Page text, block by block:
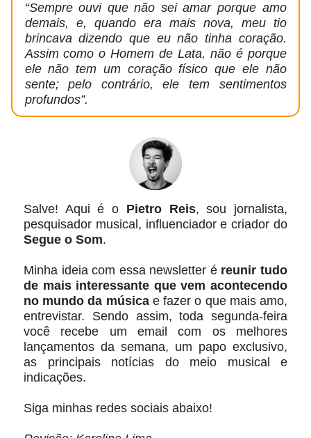
“Sempre ouvi que não sei amar porque amo
demais, e, quando era mais nova, meu tio
brincava dizendo que eu não tinha coração.
Assim como o Homem de Lata, não é porque
ele não tem um coração físico que ele não
sente; pelo contrário, ele tem sentimentos
profundos”.
Salve! Aqui é o Pietro Reis, sou jornalista,
pesquisador musical, influenciador e criador do
Segue o Som.
Minha ideia com essa newsletter é reunir tudo
de mais interessante que vem acontecendo
no mundo da músicae fazer o que mais amo,
entrevistar. Sendo assim, toda segunda-feira
você recebe um email com os melhores
lançamentos da semana, um papo exclusivo,
as principais notícias do meio musical e
indicações.
Siga minhas redes sociais abaixo!